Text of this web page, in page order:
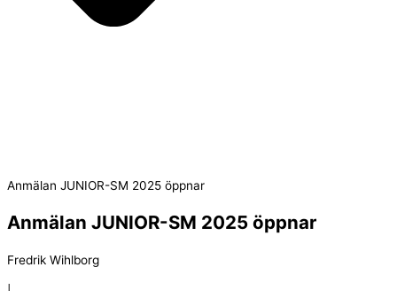
Anmälan JUNIOR-SM 2025 öppnar
Anmälan JUNIOR-SM 2025 öppnar
Fredrik Wihlborg